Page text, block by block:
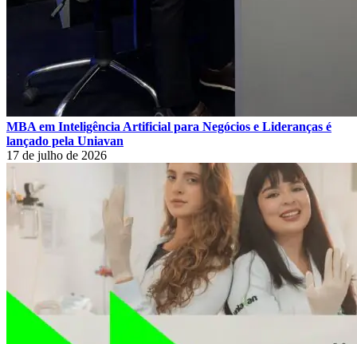
MBA em Inteligência Artificial para Negócios e Lideranças é
lançado pela Uniavan
17 de julho de 2026